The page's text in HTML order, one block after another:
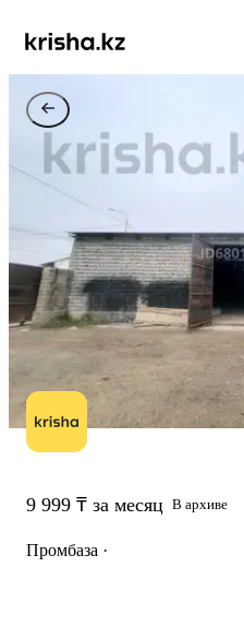
9 999 ₸ за месяц В архиве
Промбаза ·